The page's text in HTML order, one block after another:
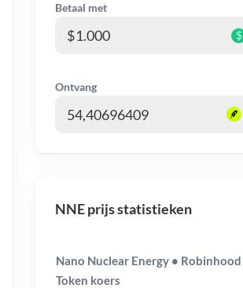
Betaal met
$
Ontvang
NNE prijs statistieken
Nano Nuclear Energy • Robinhood
Token koers